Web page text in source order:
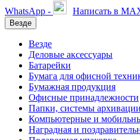
WhatsApp - Написать в
Везде
Везде
Деловые аксессуары
Батарейки
Бумага для офисной
Бумажная продукция
Офисные принадлежности
Папки, системы архивации
Компьютерные и
Наградная и